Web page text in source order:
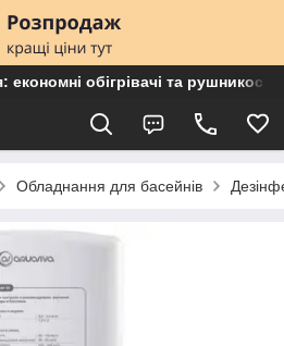
економні обігрівачі та
Обладнання для басейнів